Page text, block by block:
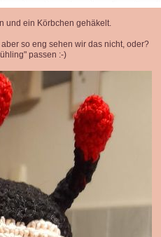
und ein Körbchen gehäkelt.
so eng sehen wir das nicht, oder?
passen :-)